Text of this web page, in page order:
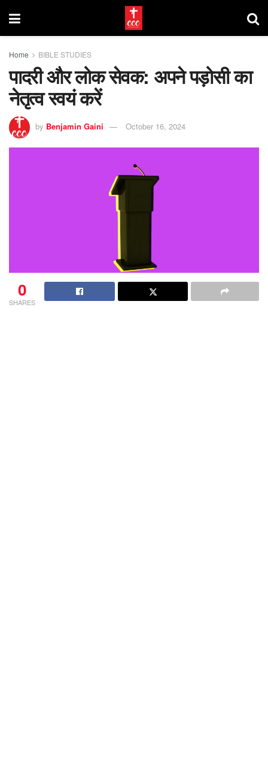
Home BIBLE STUDIES
पादरी और लोक सेवक: अपने पड़ोसी का
नेतृत्व स्वयं करें
by Benjamin Gaini October 16, 2024
0
SHARES